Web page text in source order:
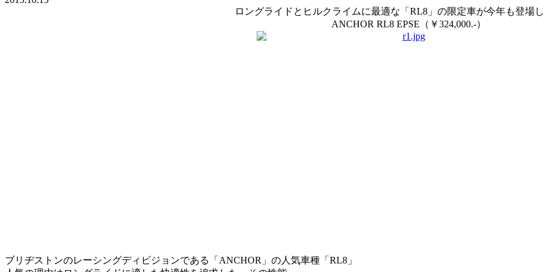
ロングライドとヒルクライムに最適な「RL8」の限定車が今年も登場し
ANCHOR RL8 EPSE（￥324,000.-）
ブリヂストンのレーシングディビジョンである「ANCHOR」の人気車種「RL8」